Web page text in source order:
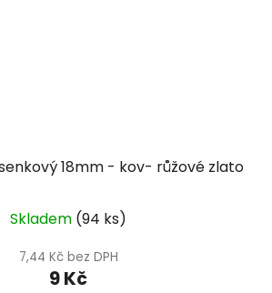
18mm - kov- růžové zlato
Skladem (94 ks)
7,44 Kč bez DPH
9 Kč